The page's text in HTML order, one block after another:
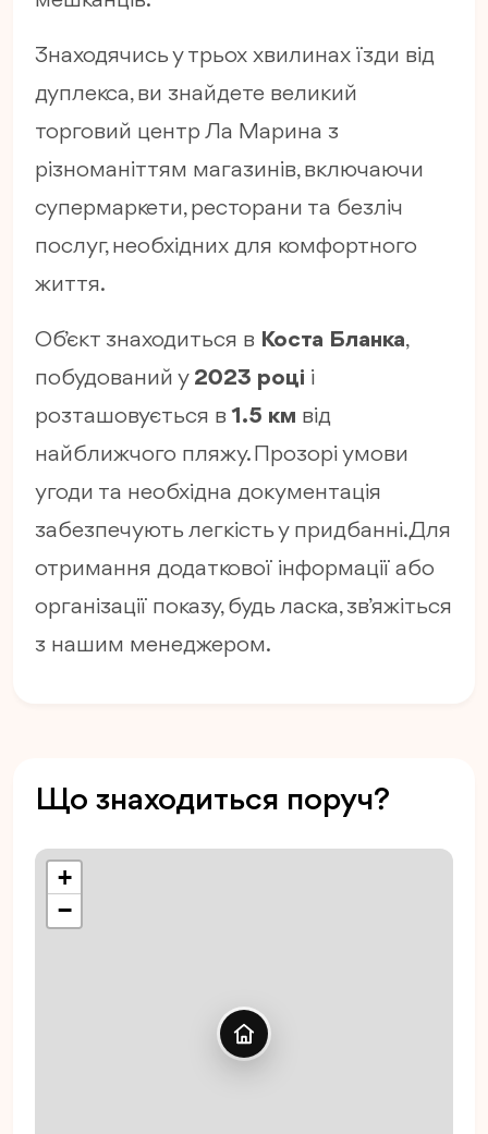
Знаходячись у трьох хвилинах їзди від
дуплекса, ви знайдете великий
торговий центр Ла Марина з
різноманіттям магазинів, включаючи
супермаркети, ресторани та безліч
послуг, необхідних для комфортного
життя.
Об’єкт знаходиться в Коста Бланка,
побудований у 2023 році і
розташовується в 1.5 км від
найближчого пляжу. Прозорі умови
угоди та необхідна документація
забезпечують легкість у придбанні. Для
отримання додаткової інформації або
організації показу, будь ласка, зв’яжіться
з нашим менеджером.
Що знаходиться поруч?
+
−